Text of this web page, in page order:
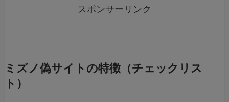
スポンサーリンク
ミズノ偽サイトの特徴（チェックリス
ト）